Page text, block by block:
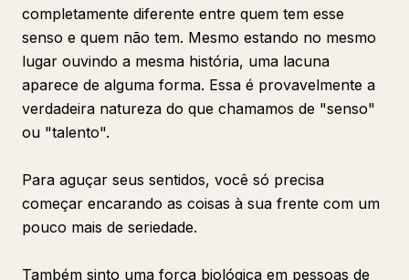
completamente diferente entre quem tem esse
senso e quem não tem. Mesmo estando no mesmo
lugar ouvindo a mesma história, uma lacuna
aparece de alguma forma. Essa é provavelmente a
verdadeira natureza do que chamamos de "senso"
ou "talento".
Para aguçar seus sentidos, você só precisa
começar encarando as coisas à sua frente com um
pouco mais de seriedade.
Também sinto uma força biológica em pessoas de